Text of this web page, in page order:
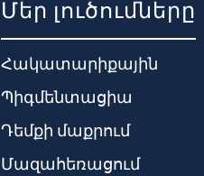
Մեր լուծումները
Հակատարիքային
Պիգմենտացիա
Դեմքի մաքրում
Մազահեռացում